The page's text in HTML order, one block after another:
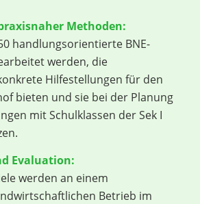
Methoden:
handlungsorientierte BNE-
werden, die
Hilfestellungen für den
bieten und sie bei der Planung
mit Schulklassen der Sek I
Evaluation:
werden an einem
Betrieb im